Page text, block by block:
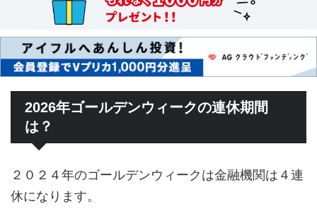
2026年ゴールデンウィークの連休期間
は？
２０２４年のゴールデンウィークは金融機関は４連
休になります。